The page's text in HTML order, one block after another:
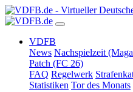
VDFB
News Nachspielzeit
Patch (FC 26)
FAQ Regelwerk
Statistiken Tor des Monats